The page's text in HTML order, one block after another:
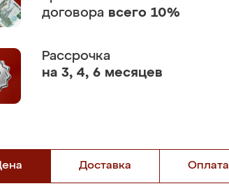
договора всего 10%
Рассрочка
на 3, 4, 6 месяцев
Доставка Оплата